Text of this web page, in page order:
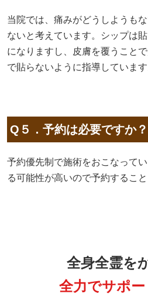
当院では、痛みがどうしようも
ないと考えています。シップは
になりますし、皮膚を覆うこと
で貼らないように指導しています
Q５．予約は必要ですか？
予約優先制で施術をおこなって
る可能性が高いので予約するこ
全身全霊を
全力でサポー